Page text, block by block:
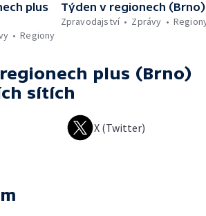
plus
Regiony
Týden v regionech (Brno)
Zpravodajství
Zprávy
plus (Brno)
sítích
X (Twitter)